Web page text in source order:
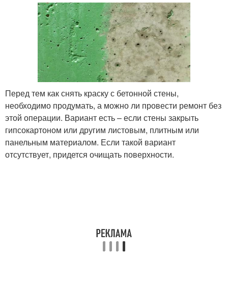
Перед тем как снять краску с бетонной стены,
необходимо продумать, а можно ли провести ремонт без
этой операции. Вариант есть – если стены закрыть
гипсокартоном или другим листовым, плитным или
панельным материалом. Если такой вариант
отсутствует, придется очищать поверхности.